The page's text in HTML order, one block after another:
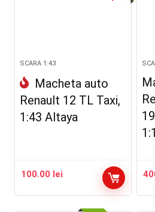
SCARA 1:43
Macheta auto
Renault 12 TL Taxi,
1:43 Altaya
100.00 lei